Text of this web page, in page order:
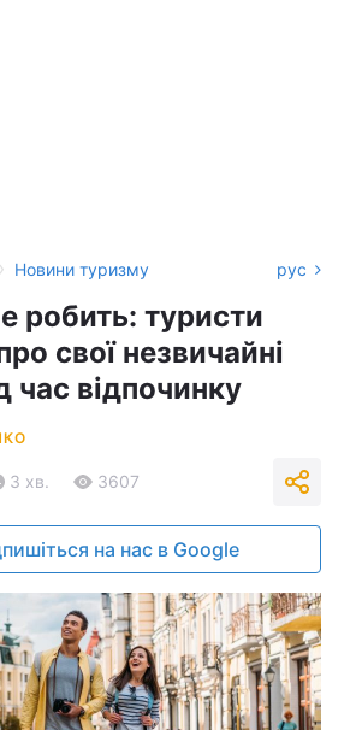
› Новини туризму рус
робить: туристи
свої незвичайні
час відпочинку
3 хв. 3607
на нас в Google